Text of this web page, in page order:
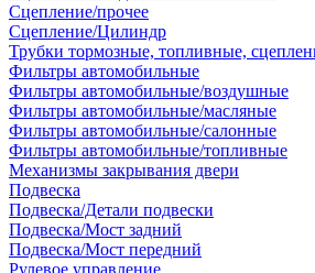
Сцепление/прочее
Сцепление/Цилиндр
Трубки тормозные, топливные,
Фильтры автомобильные
Фильтры автомобильные/воздушные
Фильтры автомобильные/масляные
Фильтры автомобильные/салонные
Фильтры автомобильные/топливные
Механизмы закрывания двери
Подвеска
Подвеска/Детали подвески
Подвеска/Мост задний
Подвеска/Мост передний
Рулевое управление